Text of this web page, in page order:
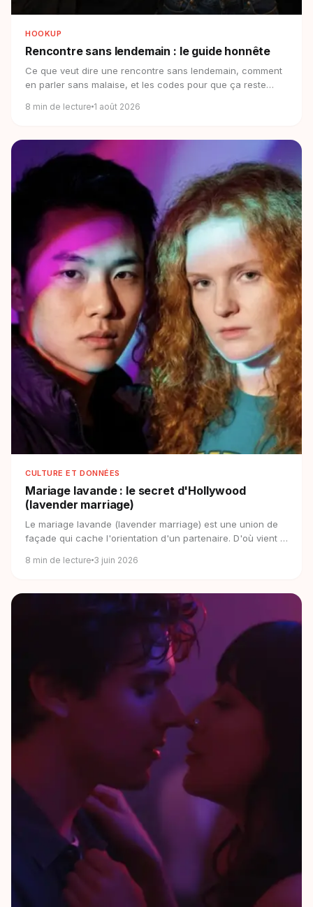
HOOKUP
Rencontre sans lendemain : le guide honnête
Ce que veut dire une rencontre sans lendemain, comment
en parler sans malaise, et les codes pour que ça reste
8 min de lecture 1 août 2026
CULTURE ET DONNÉES
Mariage lavande : le secret d'Hollywood
(lavender marriage)
Le mariage lavande (lavender marriage) est une union de
façade qui cache l'orientation d'un partenaire. D'où vient le
8 min de lecture 3 juin 2026